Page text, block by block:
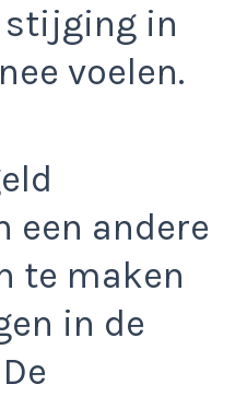
stijging in
voelen.
een andere
te maken
in de